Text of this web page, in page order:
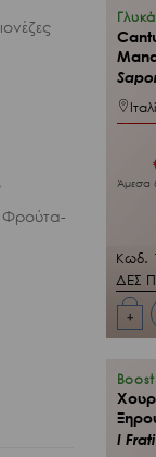
Φρούτα-
+
Κωδ.
ΔΕΣ
Άμεσα
I